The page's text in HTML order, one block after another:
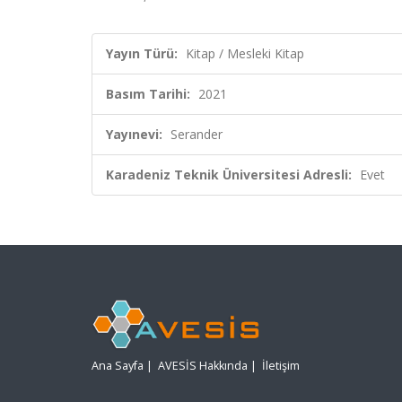
Yayın Türü: Kitap / Mesleki Kitap
Basım Tarihi: 2021
Yayınevi: Serander
Karadeniz Teknik Üniversitesi Adresli: Evet
Ana Sayfa | AVESİS Hakkında | İletişim